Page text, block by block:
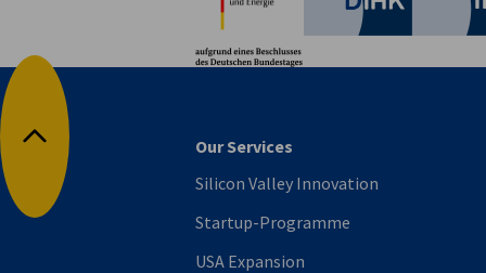
Nach oben
Our Services
Silicon Valley Innovation
Startup-Programme
USA Expansion